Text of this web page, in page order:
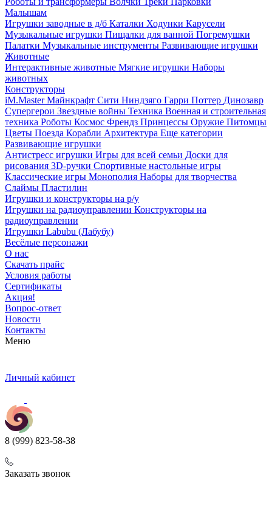
Малышам
Игрушки заводные в д/б Каталки Ходунки Карусели
Музыкальные игрушки Пищалки для ванной Погремушки
Палатки Музыкальные инструменты Развивающие игрушки
Животные
Интерактивные животные Мягкие игрушки Наборы
животных
Конструкторы
iM.Master Майнкрафт Сити Ниндзяго Гарри Поттер Динозавр
Супергерои Звездные войны Техника Военная и строительная
техника Роботы Космос Френдз Принцессы Оружие Питомцы
Цветы Поезда Корабли Архитектура Еще категории
Развивающие игрушки
Антистресс игрушки Игры для всей семьи Доски для
рисования 3D-ручки Спортивные настольные игры
Классические игры Монополия Наборы для творчества
Слаймы Пластилин
Игрушки и конструкторы на р/у
Игрушки на радиоуправлении Конструкторы на
радиоуправлении
Игрушки Labubu (Лабубу)
Весёлые персонажи
О нас
Скачать прайс
Условия работы
Сертификаты
Акция!
Вопрос-ответ
Новости
Контакты
Меню
Личный кабинет
8 (999) 823-58-38
Заказать звонок